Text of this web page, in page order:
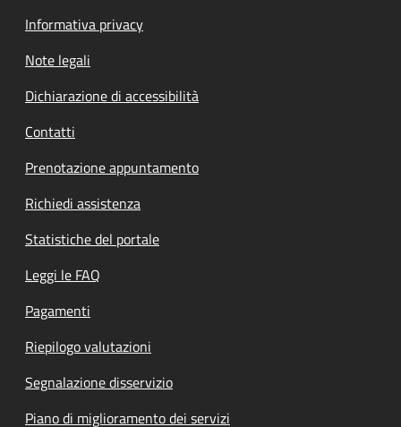
Informativa privacy
Note legali
Dichiarazione di accessibilità
Contatti
Prenotazione appuntamento
Richiedi assistenza
Statistiche del portale
Leggi le FAQ
Pagamenti
Riepilogo valutazioni
Segnalazione disservizio
Piano di miglioramento dei servizi